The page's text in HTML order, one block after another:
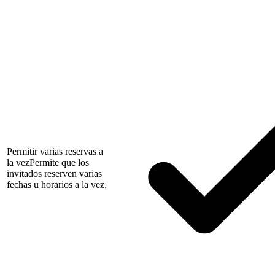
Permitir varias reservas a
la vezPermite que los
invitados reserven varias
fechas u horarios a la vez.